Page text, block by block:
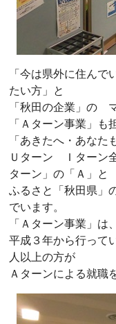
「今は県外に住ん
たい方」と
「秋田の企業」の
「Ａターン事業」も
「あきたへ・あなた
Ｕターン Ｉターン
ターン」の「Ａ」と
ふるさと「秋田県」
でいます。
「Ａターン事業」
平成３年から行って
人以上の方が
Ａターンによる就職